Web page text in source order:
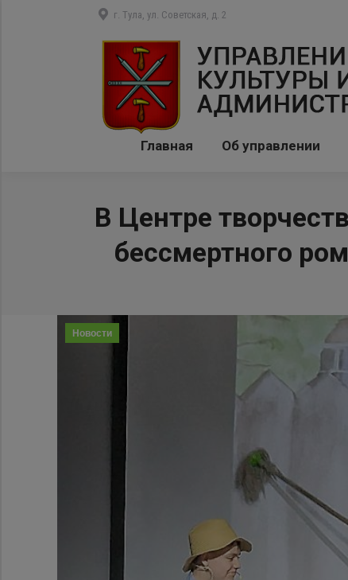
г. Тула, ул. Советская, д. 2
Главная Об управлении
В Центре
бессмертного
Новости